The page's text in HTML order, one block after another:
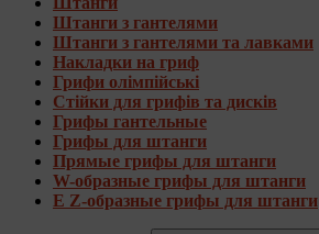
Штанги з гантелями
Штанги з гантелями та лавками
Накладки на гриф
Грифи олімпійські
Стійки для грифів та дисків
Грифы гантельные
Грифы для штанги
Прямые грифы для штанги
W-образные грифы для штанги
E Z-образные грифы для штанги